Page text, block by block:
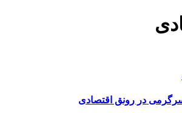
در رونق اقتصادی